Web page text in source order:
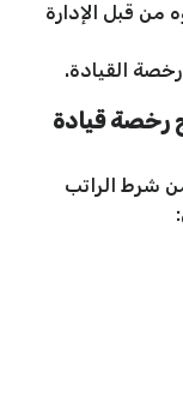
من قبل الإدارة
القيادة.
رخصة قيادة
شرط الراتب